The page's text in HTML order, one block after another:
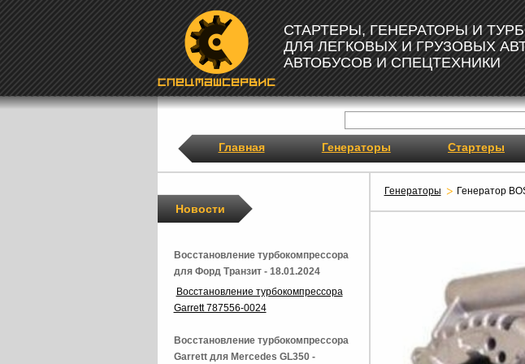
СТАРТЕРЫ, ГЕНЕРАТОРЫ И
ДЛЯ ЛЕГКОВЫХ И ГРУЗОВЫХ
АВТОБУСОВ И СПЕЦТЕХНИКИ
Главная Генераторы Стартеры
Генераторы Генератор
Новости
Восстановление турбокомпрессора
для Форд Транзит - 18.01.2024
Восстановление турбокомпрессора
Garrett 787556-0024
Восстановление турбокомпрессора
Garrett для Mercedes GL350 -